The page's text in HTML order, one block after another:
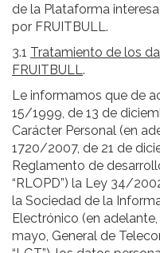
de la Plataforma
por FRUITBULL.
3.1 Tratamiento de los
FRUITBULL .
Le informamos que de
15/1999, de 13 de
Carácter Personal (en
1720/2007, de 21 de
Reglamento de
“RLOPD”) la Ley 34/
la Sociedad de la
Electrónico (en
mayo, General de